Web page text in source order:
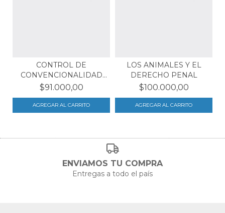
CONTROL DE
CONVENCIONALIDAD
EN LA ADMINI...
$91.000,00
LOS ANIMALES Y EL
DERECHO PENAL
$100.000,00
ENVIAMOS TU COMPRA
Entregas a todo el país